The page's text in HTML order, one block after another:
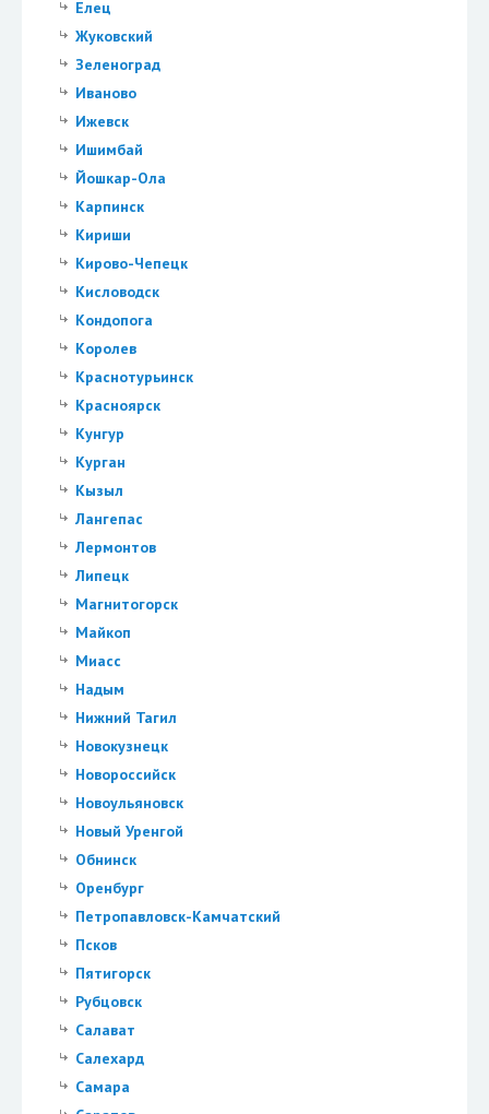
Елец
Жуковский
Зеленоград
Иваново
Ижевск
Ишимбай
Йошкар-Ола
Карпинск
Кириши
Кирово-Чепецк
Кисловодск
Кондопога
Королев
Краснотурьинск
Красноярск
Кунгур
Курган
Кызыл
Лангепас
Лермонтов
Липецк
Магнитогорск
Майкоп
Миасс
Надым
Нижний Тагил
Новокузнецк
Новороссийск
Новоульяновск
Новый Уренгой
Обнинск
Оренбург
Петропавловск-Камчатский
Псков
Пятигорск
Рубцовск
Салават
Салехард
Самара